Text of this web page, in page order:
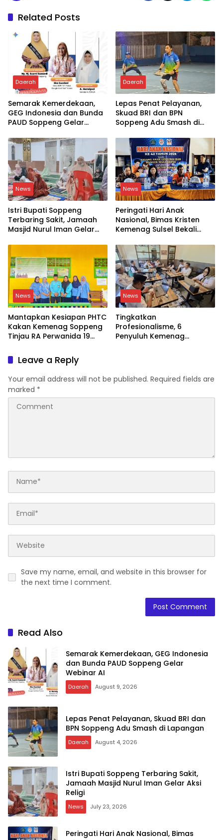
Related Posts
Daerah
Semarak Kemerdekaan,
GEG Indonesia dan Bunda
PAUD Soppeng Gelar
Daerah
Lepas Penat Pelayanan,
Skuad BRI dan BPN
Soppeng Adu Smash di
News
Istri Bupati Soppeng
Terbaring Sakit, Jamaah
Masjid Nurul Iman Gelar
News
Peringati Hari Anak
Nasional, Bimas Kristen
Kemenag Sulsel Bekali
News
Mantapkan Kesiapan PHTC
Kakan Kemenag Soppeng
Tinjau RA Perwanida 19
News
Tingkatkan
Profesionalisme, 6
Penyuluh Kemenag
Leave a Reply
Your email address will not be published. Required fields are
marked *
Save my name, email, and website in this browser for
the next time I comment.
Read Also
Semarak Kemerdekaan, GEG Indonesia
dan Bunda PAUD Soppeng Gelar
Webinar AI
Daerah August 9, 2026
Lepas Penat Pelayanan, Skuad BRI dan
BPN Soppeng Adu Smash di Lapangan
Daerah August 4, 2026
Istri Bupati Soppeng Terbaring Sakit,
Jamaah Masjid Nurul Iman Gelar Aksi
Religi
News July 23, 2026
Peringati Hari Anak Nasional, Bimas